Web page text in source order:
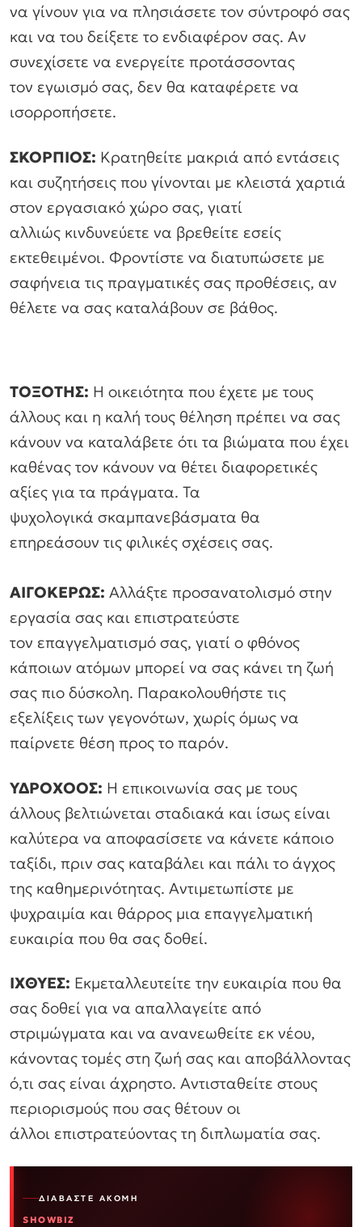
να γίνουν για να πλησιάσετε τον σύντροφό σας
και να του δείξετε το ενδιαφέρον σας. Αν
συνεχίσετε να ενεργείτε προτάσσοντας
τον εγωισμό σας, δεν θα καταφέρετε να
ισορροπήσετε.
ΣΚΟΡΠΙΟΣ: Κρατηθείτε μακριά από εντάσεις
και συζητήσεις που γίνονται με κλειστά χαρτιά
στον εργασιακό χώρο σας, γιατί
αλλιώς κινδυνεύετε να βρεθείτε εσείς
εκτεθειμένοι. Φροντίστε να διατυπώσετε με
σαφήνεια τις πραγματικές σας προθέσεις, αν
θέλετε να σας καταλάβουν σε βάθος.
ΤΟΞΟΤΗΣ: Η οικειότητα που έχετε με τους
άλλους και η καλή τους θέληση πρέπει να σας
κάνουν να καταλάβετε ότι τα βιώματα που έχει
καθένας τον κάνουν να θέτει διαφορετικές
αξίες για τα πράγματα. Τα
ψυχολογικά σκαμπανεβάσματα θα
επηρεάσουν τις φιλικές σχέσεις σας.
ΑΙΓΟΚΕΡΩΣ: Αλλάξτε προσανατολισμό στην
εργασία σας και επιστρατεύστε
τον επαγγελματισμό σας, γιατί ο φθόνος
κάποιων ατόμων μπορεί να σας κάνει τη ζωή
σας πιο δύσκολη. Παρακολουθήστε τις
εξελίξεις των γεγονότων, χωρίς όμως να
παίρνετε θέση προς το παρόν.
ΥΔΡΟΧΟΟΣ: Η επικοινωνία σας με τους
άλλους βελτιώνεται σταδιακά και ίσως είναι
καλύτερα να αποφασίσετε να κάνετε κάποιο
ταξίδι, πριν σας καταβάλει και πάλι το άγχος
της καθημερινότητας. Αντιμετωπίστε με
ψυχραιμία και θάρρος μια επαγγελματική
ευκαιρία που θα σας δοθεί.
ΙΧΘΥΕΣ: Εκμεταλλευτείτε την ευκαιρία που θα
σας δοθεί για να απαλλαγείτε από
στριμώγματα και να ανανεωθείτε εκ νέου,
κάνοντας τομές στη ζωή σας και αποβάλλοντας
ό,τι σας είναι άχρηστο. Αντισταθείτε στους
περιορισμούς που σας θέτουν οι
άλλοι επιστρατεύοντας τη διπλωματία σας.
ΔΙΑΒΆΣΤΕ ΑΚΌΜΗ
SHOWBIZ